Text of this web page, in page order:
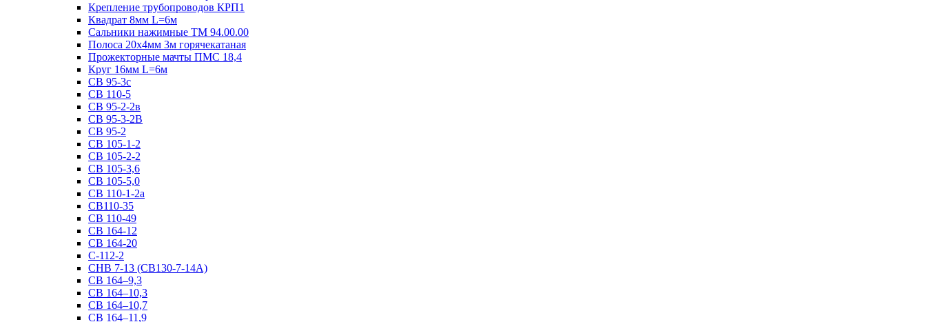
Крепление трубопроводов КРП1
Квадрат 8мм L=6м
Сальники нажимные ТМ 94.00.00
Полоса 20х4мм 3м горячекатаная
Прожекторные мачты ПМС 18,4
Круг 16мм L=6м
СВ 95-3с
СВ 110-5
СВ 95-2-2в
СВ 95-3-2В
СВ 95-2
СВ 105-1-2
СВ 105-2-2
СВ 105-3,6
СВ 105-5,0
СВ 110-1-2а
СВ110-35
СВ 110-49
СВ 164-12
СВ 164-20
С-112-2
СНВ 7-13 (СВ130-7-14А)
СВ 164–9,3
СВ 164–10,3
СВ 164–10,7
СВ 164–11,9